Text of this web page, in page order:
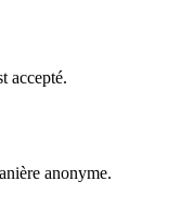
accepté.
anonyme.